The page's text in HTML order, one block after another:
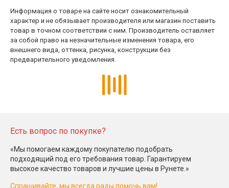
Информация о товаре на сайте носит ознакомительный
характер и не обязывает производителя или магазин поставить
товар в точном соответствии с ним. Производитель оставляет
за собой право на незначительные изменения товара, его
внешнего вида, оттенка, рисунка, конструкции без
предварительного уведомления.
Есть вопрос по покупке?
«Мы помогаем каждому покупателю подобрать
подходящий под его требования товар. Гарантируем
высокое качество товаров и лучшие цены в Рунете.»
Спрашивайте, мы всегда рады помочь вам!